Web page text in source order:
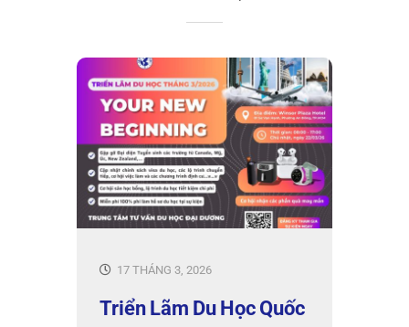
17 THÁNG 3, 2026
Triển Lãm Du Học Quốc